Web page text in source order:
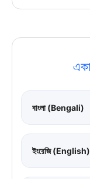
বাংলা (Bengali)
ইংরেজি (English)